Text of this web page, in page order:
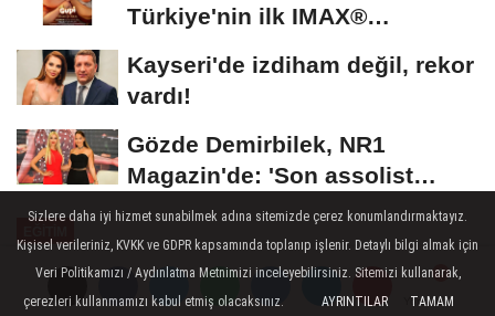
Yorumlar
Türkiye'nin ilk IMAX®
Kayseri'de izdiham değil, rekor
vardı!
Gözde Demirbilek, NR1
Magazin'de: 'Son assolist
olarak var olacağım!'...
Yayınlanma: 12 Haziran 2026 - 16:07
Yorumlar
Sizlere daha iyi hizmet sunabilmek adına sitemizde çerez konumlandırmaktayız.
Kişisel verileriniz, KVKK ve GDPR kapsamında toplanıp işlenir. Detaylı bilgi almak için
Veri Politikamızı / Aydınlatma Metnimizi inceleyebilirsiniz. Sitemizi kullanarak,
çerezleri kullanmamızı kabul etmiş olacaksınız.
AYRINTILAR TAMAM